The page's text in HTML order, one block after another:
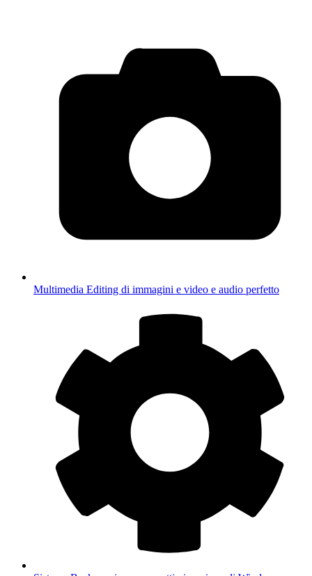
Multimedia Editing di immagini e video e audio perfetto